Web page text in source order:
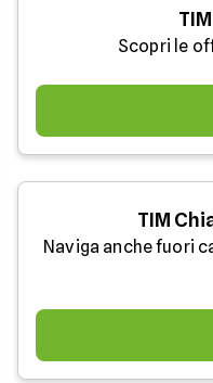
Scopri le
TIM
Naviga anche fuori